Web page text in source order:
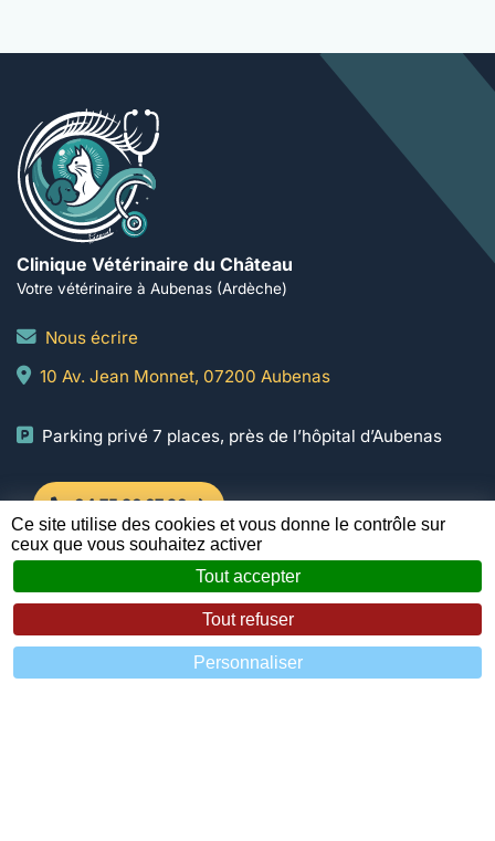
Clinique Vétérinaire du Château
Votre vétérinaire à Aubenas (Ardèche)
Nous écrire
10 Av. Jean Monnet, 07200 Aubenas
Parking privé 7 places, près de l’hôpital d’Aubenas
04 75 36 67 20
Lundi au vendredi : 9h à 12h / 14h à 19h
Samedi : 9h à 12h
Ce site utilise des cookies et vous donne le contrôle sur
ceux que vous souhaitez activer
Tout accepter
Tout refuser
Personnaliser